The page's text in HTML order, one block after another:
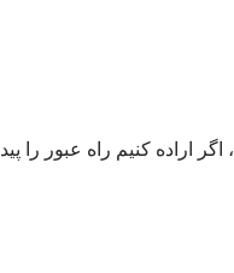
اراده کنیم راه عبور را پیدا